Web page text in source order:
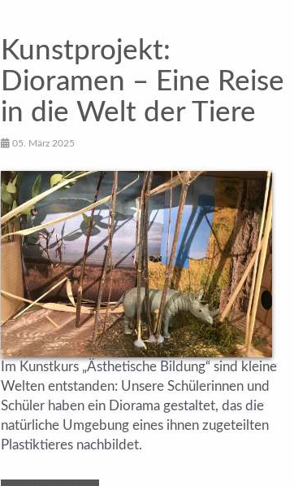
Kunstprojekt:
Dioramen – Eine Reise
in die Welt der Tiere
05. März 2025
Im Kunstkurs „Ästhetische Bildung“ sind kleine
Welten entstanden: Unsere Schülerinnen und
Schüler haben ein Diorama gestaltet, das die
natürliche Umgebung eines ihnen zugeteilten
Plastiktieres nachbildet.